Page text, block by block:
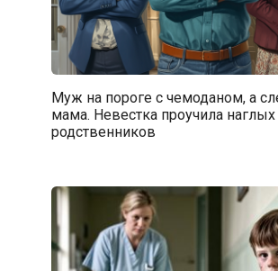
Муж на пороге с чемоданом, а
мама. Невестка проучила наглых
родственников